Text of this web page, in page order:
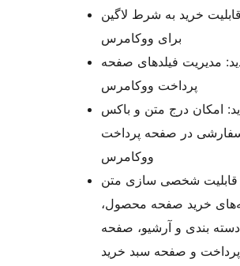
خرید به شرط لاگین
برای ووکامرس
مدیریت فیلدهای صفحه
پرداخت ووکامرس
امکان درج متن و باکس
در صفحه پرداخت
ووکامرس
قابلیت شخصی سازی متن
خرید صفحه محصول،
بندی و آرشیو، صفحه
پرداخت و صفحه سبد خرید